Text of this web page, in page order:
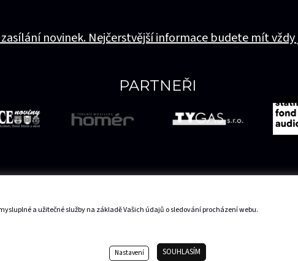
PARTNEŘI
novinek. Nejčerstvější informace budete mít
a užitečné služby na základě Vašich údajů o sledování procházení webu.
Nastavení
SOUHLASÍM